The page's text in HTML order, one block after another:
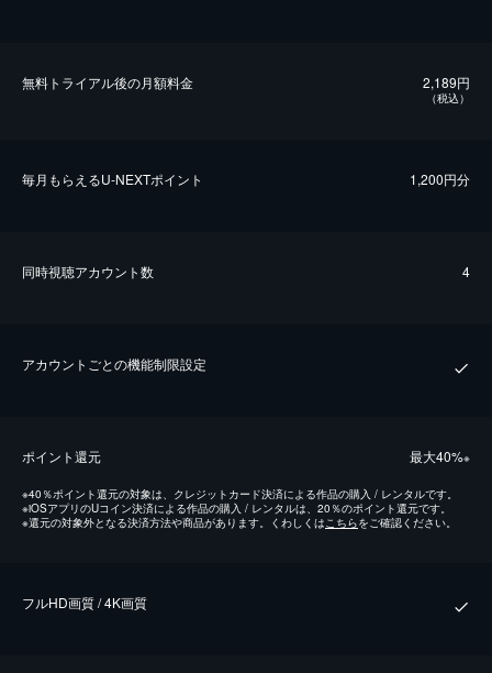
無料トライアル後の⽉額料金 2,189円
（税込）
毎⽉もらえるU-NEXTポイント 1,200円分
同時視聴アカウント数 4
アカウントごとの機能制限設定
ポイント還元 最⼤40%※
※40％ポイント還元の対象は、クレジットカード決済による作品の購入 / レンタルです。
※iOSアプリのUコイン決済による作品の購入 / レンタルは、20％のポイント還元です。
※還元の対象外となる決済方法や商品があります。くわしくは こちらをご確認ください。
フルHD画質 / 4K画質